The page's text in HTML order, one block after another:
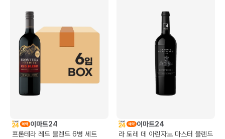
이마트24
프론테라 레드 블렌드 6병 세트
이마트24
라 토레 데 아린자노 마스터 블렌드